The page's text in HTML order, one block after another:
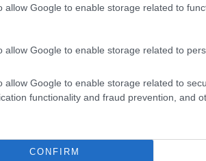
allow Google to enable storage related to
allow Google to enable storage related to
allow Google to enable storage related to
functionality and fraud prevention, and
CONFIRM